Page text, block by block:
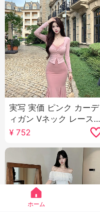
実写 実価 ピンク カーデ
ィガン Vネック レース
パッチワーク ベルト 胸
パッド キャミソール メ
ッシュパッチワーク マ
ーメイド スカート
¥752
ホーム